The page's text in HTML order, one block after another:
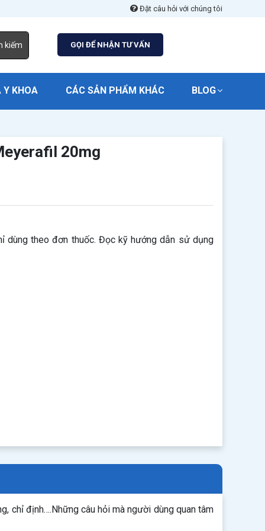
Đặt câu hỏi với chúng tôi
kiếm GỌI ĐỂ NHẬN TƯ VẤN
Y KHOA CÁC SẢN PHẨM KHÁC BLOG
20mg
dùng theo đơn thuốc. Đọc kỹ hướng dẫn sử dụng
chỉ định….Những câu hỏi mà người dùng quan tâm